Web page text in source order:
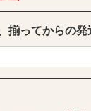
揃ってからの発